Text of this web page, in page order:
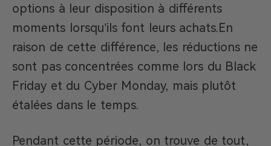
options à leur disposition à différents
moments lorsqu’ils font leurs achats.En
raison de cette différence, les réductions ne
sont pas concentrées comme lors du Black
Friday et du Cyber Monday, mais plutôt
étalées dans le temps.
Pendant cette période, on trouve de tout,